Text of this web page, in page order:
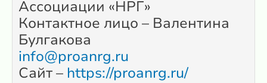
Ассоциации «НРГ»
Контактное лицо – Валентина
Булгакова
info@proanrg.ru
Сайт – https://proanrg.ru/